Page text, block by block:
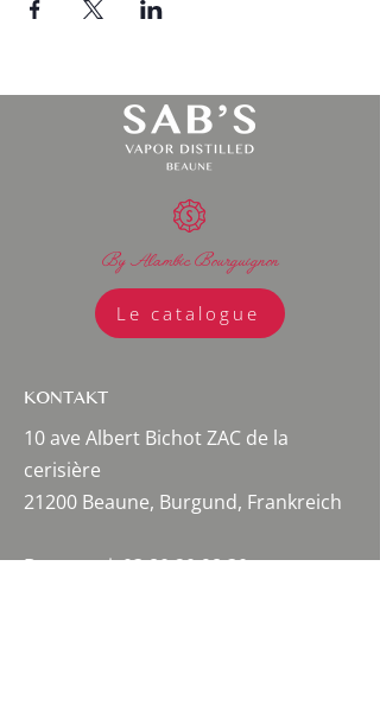
By Alambic Bourguignon
Le catalogue
KONTAKT
10 ave Albert Bichot ZAC de la
cerisière
21200 Beaune, Burgund, Frankreich
Brennerei:03 80 20 98 30